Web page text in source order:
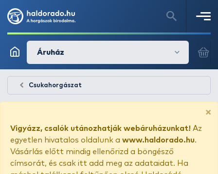
Áruház
Csukahorgászat
×
Vigyázz, csalók utánozhatják webáruházunkat! Az
egyetlen hivatalos oldalunk a www.haldorado.hu.
Vásárlás előtt mindig ellenőrizd a böngésző
címsorát, és csak itt add meg az adataidat. Ha